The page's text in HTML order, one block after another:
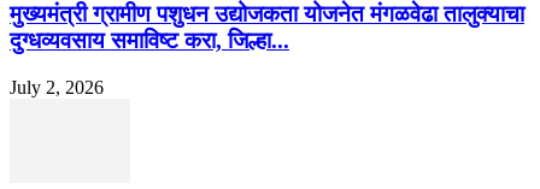
मुख्यमंत्री ग्रामीण पशुधन उद्योजकता योजनेत मंगळवेढा तालुक्याचा
दुग्धव्यवसाय समाविष्ट करा, जिल्हा...
July 2, 2026